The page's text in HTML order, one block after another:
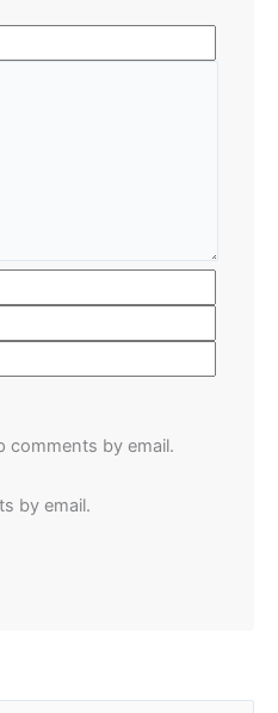
comments by email.
by email.